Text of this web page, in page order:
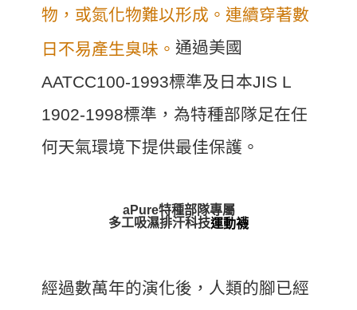
物，或氮化物難以形成。連續穿著數
日不易產生臭味。 通過美國
AATCC100-1993標準及日本JIS L
1902-1998標準，為特種部隊足在任
何天氣環境下提供最佳保護。
aPure特種部隊專屬
多工吸濕排汗科技運動襪
經過數萬年的演化後，人類的腳已經